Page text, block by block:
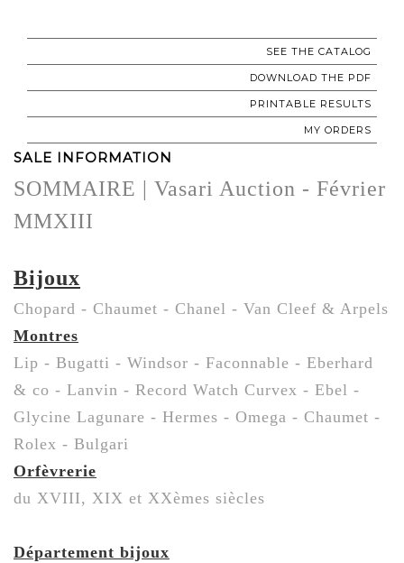
SEE THE CATALOG
DOWNLOAD THE PDF
PRINTABLE RESULTS
MY ORDERS
SALE INFORMATION
SOMMAIRE | Vasari Auction - Février
MMXIII
Bijoux
Chopard - Chaumet - Chanel - Van Cleef & Arpels
Montres
Lip - Bugatti - Windsor - Faconnable - Eberhard
& co - Lanvin - Record Watch Curvex - Ebel -
Glycine Lagunare - Hermes - Omega - Chaumet -
Rolex - Bulgari
Orfèvrerie
du XVIII, XIX et XXèmes siècles
Département bijoux